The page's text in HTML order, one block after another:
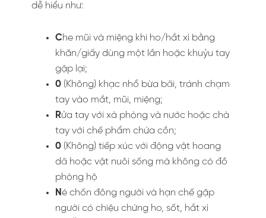
dễ hiểu như:
Che mũi và miệng khi ho/hắt xì bằng
khăn/giấy dùng một lần hoặc khuỷu tay
gập lại;
0 (Không) khạc nhổ bừa bãi, tránh chạm
tay vào mắt, mũi, miệng;
Rửa tay với xà phòng và nước hoặc chà
tay với chế phẩm chứa cồn;
0 (Không) tiếp xúc với động vật hoang
dã hoặc vật nuôi sống mà không có đồ
phòng hộ
Né chốn đông người và hạn chế gặp
người có chiệu chứng ho, sốt, hắt xì